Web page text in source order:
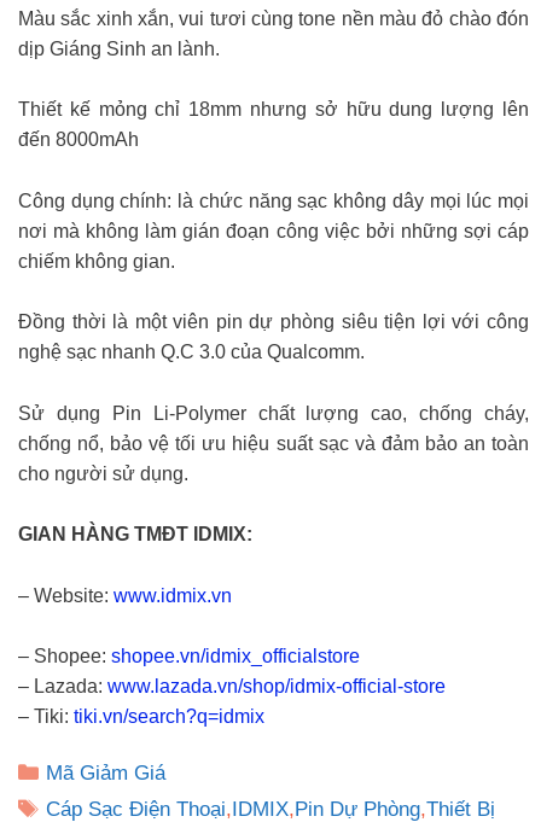
Màu sắc xinh xắn, vui tươi cùng tone nền màu đỏ chào đón
dịp Giáng Sinh an lành.
Thiết kế mỏng chỉ 18mm nhưng sở hữu dung lượng lên
đến 8000mAh
Công dụng chính: là chức năng sạc không dây mọi lúc mọi
nơi mà không làm gián đoạn công việc bởi những sợi cáp
chiếm không gian.
Đồng thời là một viên pin dự phòng siêu tiện lợi với công
nghệ sạc nhanh Q.C 3.0 của Qualcomm.
Sử dụng Pin Li-Polymer chất lượng cao, chống cháy,
chống nổ, bảo vệ tối ưu hiệu suất sạc và đảm bảo an toàn
cho người sử dụng.
GIAN HÀNG TMĐT IDMIX:
– Website: www.idmix.vn
– Shopee: shopee.vn/idmix_officialstore
– Lazada: www.lazada.vn/shop/idmix-official-store
– Tiki: tiki.vn/search?q=idmix
Danh
mục
Mã Giảm Giá
Thẻ
Cáp Sạc Điện Thoại, IDMIX, Pin Dự Phòng,Thiết Bị